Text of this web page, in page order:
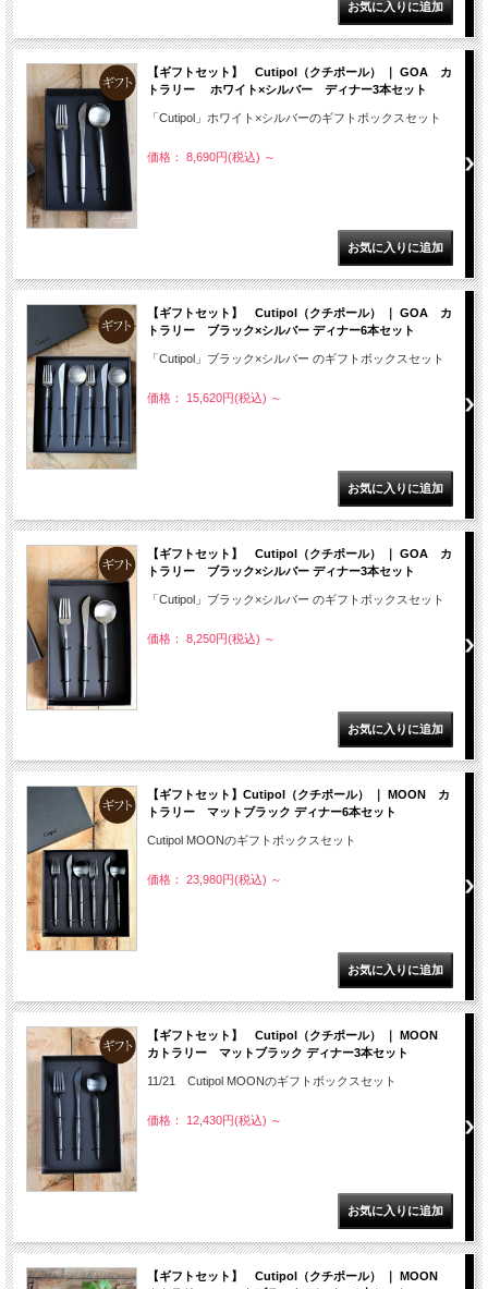
【ギフトセット】 Cutipol（クチポール） ｜ GOA カ
トラリー ホワイト×シルバー ディナー3本セット
「Cutipol」ホワイト×シルバーのギフトボックスセット
価格： 8,690円(税込) ～
【ギフトセット】 Cutipol（クチポール） ｜ GOA カ
トラリー ブラック×シルバー ディナー6本セット
「Cutipol」ブラック×シルバー のギフトボックスセット
価格： 15,620円(税込) ～
【ギフトセット】 Cutipol（クチポール） ｜ GOA カ
トラリー ブラック×シルバー ディナー3本セット
「Cutipol」ブラック×シルバー のギフトボックスセット
価格： 8,250円(税込) ～
【ギフトセット】Cutipol（クチポール） ｜ MOON カ
トラリー マットブラック ディナー6本セット
Cutipol MOONのギフトボックスセット
価格： 23,980円(税込) ～
【ギフトセット】 Cutipol（クチポール） ｜ MOON
カトラリー マットブラック ディナー3本セット
11/21 Cutipol MOONのギフトボックスセット
価格： 12,430円(税込) ～
【ギフトセット】 Cutipol（クチポール） ｜ MOON